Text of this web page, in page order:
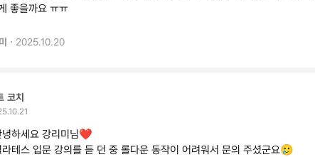
좋을까요 ㅠㅠ
· 2025.10.20
코치
녕하세요 강리미님❤️
라테스 입문 강의를 듣 던 중 롤다운 동작이 어려워서 문의 주셨군요🥲